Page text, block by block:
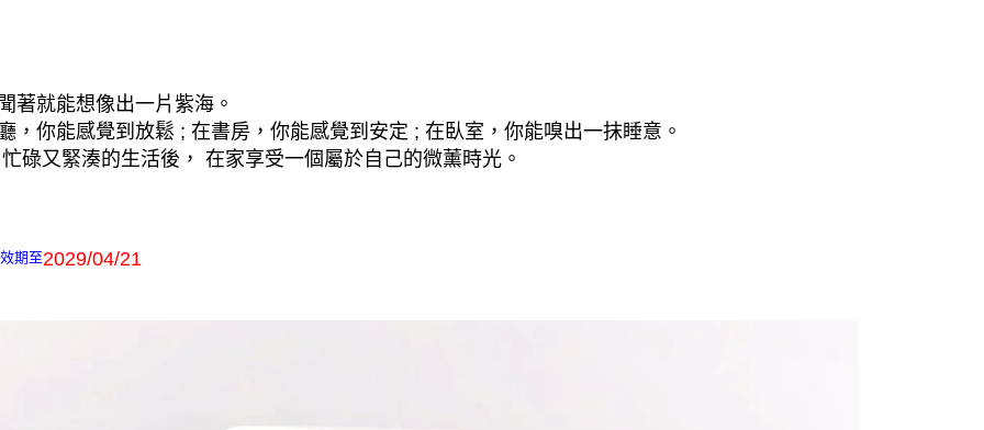
著就能想像出一片紫海。
，你能感覺到放鬆 ; 在書房，你能感覺到安定 ; 在臥室，你能嗅出一抹睡意。
碌又緊湊的生活後， 在家享受一個屬於自己的微薰時光。
期至2029/04/21